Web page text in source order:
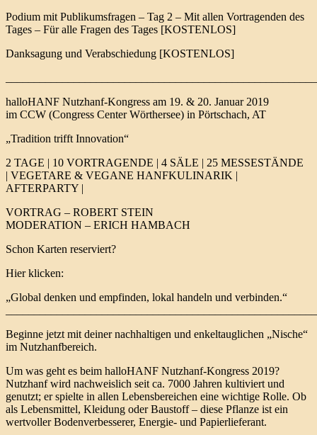
Podium mit Publikumsfragen – Tag 2 – Mit allen Vortragenden des
Tages – Für alle Fragen des Tages [KOSTENLOS]
Danksagung und Verabschiedung [KOSTENLOS]
halloHANF Nutzhanf-Kongress am 19. & 20. Januar 2019
im CCW (Congress Center Wörthersee) in Pörtschach, AT
„Tradition trifft Innovation“
2 TAGE | 10 VORTRAGENDE | 4 SÄLE | 25 MESSESTÄNDE
| VEGETARE & VEGANE HANFKULINARIK |
AFTERPARTY |
VORTRAG – ROBERT STEIN
MODERATION – ERICH HAMBACH
Schon Karten reserviert?
Hier klicken:
„Global denken und empfinden, lokal handeln und verbinden.“
Beginne jetzt mit deiner nachhaltigen und enkeltauglichen „Nische“
im Nutzhanfbereich.
Um was geht es beim halloHANF Nutzhanf-Kongress 2019?
Nutzhanf wird nachweislich seit ca. 7000 Jahren kultiviert und
genutzt; er spielte in allen Lebensbereichen eine wichtige Rolle. Ob
als Lebensmittel, Kleidung oder Baustoff – diese Pflanze ist ein
wertvoller Bodenverbesserer, Energie- und Papierlieferant.